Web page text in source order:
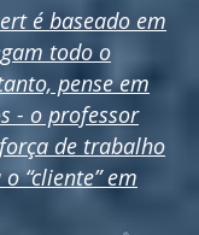
é baseado em
todo o
pense em
- o professor
de trabalho
“cliente” em